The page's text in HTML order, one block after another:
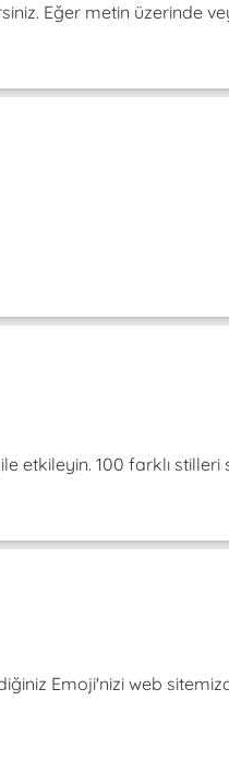
Eğer metin üzerinde
etkileyin. 100 farklı stilleri
Emoji'nizi web